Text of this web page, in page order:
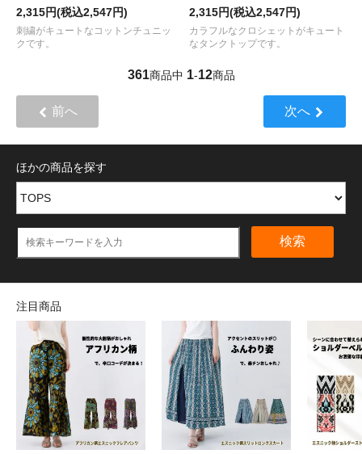
2,315円(税込2,547円)
刺繍がキュートなコットンチュニッ
クです。
2,315円(税込2,547円)
カラフルなクロシェットがキュート
なタンクトップです。
361商品中 1-12商品
前へ 次へ
ほかの商品を探す
検索
注目商品